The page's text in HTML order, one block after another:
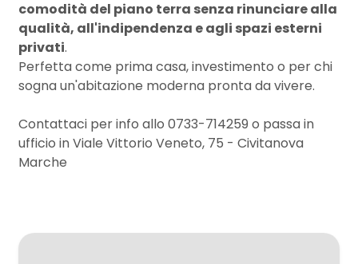
comodità del piano terra senza rinunciare alla
qualità, all'indipendenza e agli spazi esterni
privati.
Perfetta come prima casa, investimento o per chi
sogna un'abitazione moderna pronta da vivere.
Contattaci per info allo 0733-714259 o passa in
ufficio in Viale Vittorio Veneto, 75 - Civitanova
Marche
2
3
4